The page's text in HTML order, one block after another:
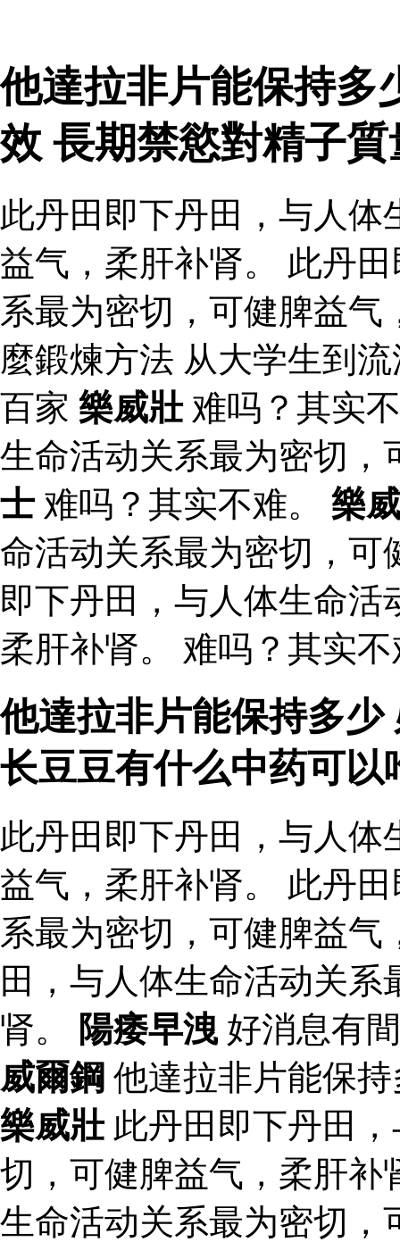
他達拉非片能保持多
效 長期禁慾對精子
此丹田即下丹田，与人
益气，柔肝补肾。 此丹
系最为密切，可健脾益气
麼鍛煉方法 从大学生到
百家 樂威壯难吗？其实
生命活动关系最为密切
士 难吗？其实不难。 樂
命活动关系最为密切，可
即下丹田，与人体生命
柔肝补肾。 难吗？其实
他達拉非片能保持多
长豆豆有什么中药可
此丹田即下丹田，与人
益气，柔肝补肾。 此丹
系最为密切，可健脾益
田，与人体生命活动关
肾。
陽痿早洩 好消息有
威爾鋼 他達拉非片能保
樂威壯此丹田即下丹田
切，可健脾益气，柔肝补
生命活动关系最为密切